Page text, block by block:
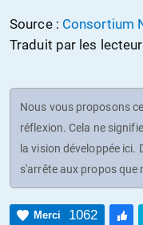
Source : Consortium
Traduit par les
Nous vous proposons
réflexion. Cela ne
la vision développée
s'arrête aux propos que
Merci 1062